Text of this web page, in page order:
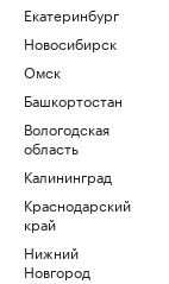
Екатеринбург
Новосибирск
Омск
Башкортостан
Вологодская
область
Калининград
Краснодарский
край
Нижний
Новгород